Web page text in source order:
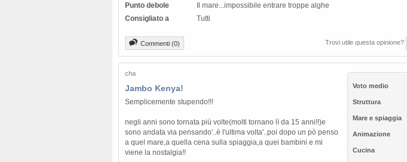
Punto debole
Il mare...impossibile entrare troppe alghe
Consigliato a
Tutti
Commenti (0) Trovi utile questa opinione?
cha
Voto medio
Struttura
Mare e spiaggia
Animazione
Cucina
Jambo Kenya!
Semplicemente stupendo!!!
negli anni sono tornata più volte(molti tornano lì da 15 anni!!)e
sono andata via pensando'..è l'ultima volta'..poi dopo un pò penso
a quel mare,a quella cena sulla spiaggia,a quei bambini e mi
viene la nostalgia!!